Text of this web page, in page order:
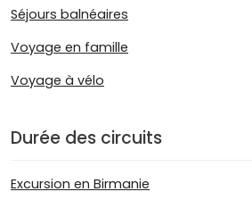
Séjours balnéaires
Voyage en famille
Voyage à vélo
Durée des circuits
Excursion en Birmanie